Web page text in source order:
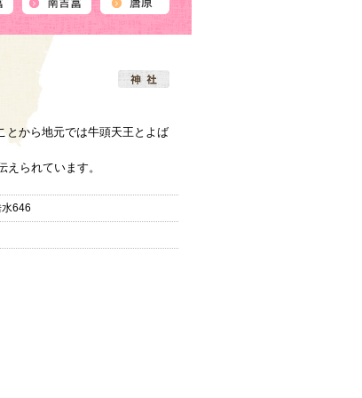
とから地元では牛頭天王とよば
られています。
646